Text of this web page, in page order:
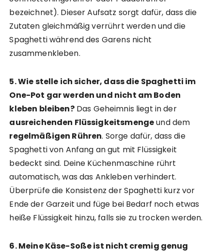
bezeichnet). Dieser Aufsatz sorgt dafür, dass die
Zutaten gleichmäßig verrührt werden und die
Spaghetti während des Garens nicht
zusammenkleben.
5. Wie stelle ich sicher, dass die Spaghetti im
One-Pot gar werden und nicht am Boden
kleben bleiben?Das Geheimnis liegt in der
ausreichenden Flüssigkeitsmengeund dem
regelmäßigen Rühren. Sorge dafür, dass die
Spaghetti von Anfang an gut mit Flüssigkeit
bedeckt sind. Deine Küchenmaschine rührt
automatisch, was das Ankleben verhindert.
Überprüfe die Konsistenz der Spaghetti kurz vor
Ende der Garzeit und füge bei Bedarf noch etwas
heiße Flüssigkeit hinzu, falls sie zu trocken werden.
6. Meine Käse-Soße ist nicht cremig genug